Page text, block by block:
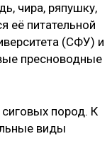
чира, ряпушку,
её питательной
(СФУ) и
пресноводные
пород. К
виды